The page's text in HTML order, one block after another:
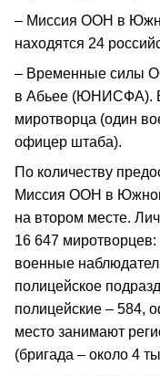
– Миссия ООН в
находятся 24
– Временные силы
в Абьее (ЮНИСФА). В
миротворца (один
офицер штаба).
По количеству
Миссия ООН в
на втором месте.
16 647
военные
полицейское
полицейские – 584,
место занимают
(бригада – около 4